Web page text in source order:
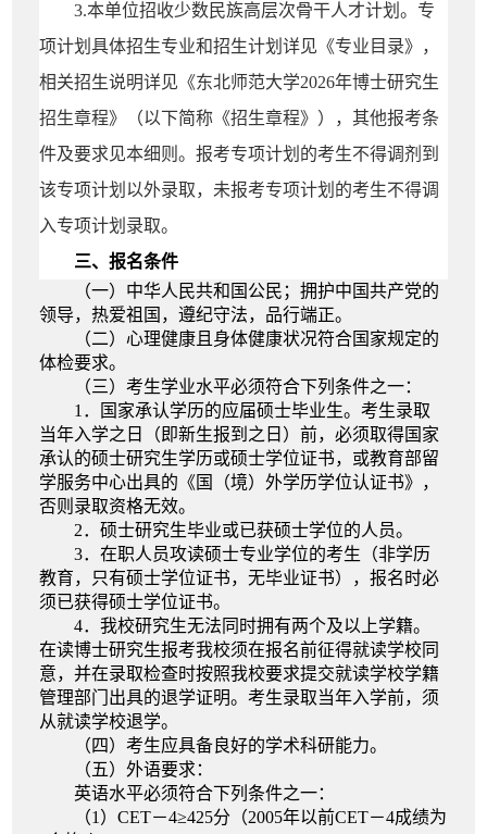
3.本单位招收少数民族高层次骨干人才计划。专
项计划具体招生专业和招生计划详见《专业目录》，
相关招生说明详见《东北师范大学2026年博士研究生
招生章程》
（以下简称《招生章程》）
，其他报考条
件及要求见本细则。报考专项计划的考生不得调剂到
该专项计划以外录取，未报考专项计划的考生不得调
入专项计划录取。
三、报名条件
（一） 中华人民共和国公民；拥护中国共产党的
领导，热爱祖国，遵纪守法，品行端正。
（二）心理健康且身体健康状况符合国家规定的
体检要求。
（三）考生学业水平必须符合下列条件之一：
1 ． 国家承认学历的应届硕士毕业生。考生录取
当年入学之日（即新生报到之日）前，必须取得国家
承认的硕士研究生学历或硕士学位证书，或教育部留
学服务中心出具的《国（境）外学历学位认证书》，
否则录取资格无效。
2．硕士研究生毕业或已获硕士学位的人员。
3．在职人员攻读硕士专业学位的考生（非学历
教育，只有硕士学位证书，无毕业证书），报名时必
须已获得硕士学位证书。
4．我校研究生无法同时拥有两个及以上学籍。
在读博士研究生报考我校须在报名前征得就读学校同
意，并在录取检查时按照我校要求提交就读学校学籍
管理部门出具的退学证明。考生录取当年入学前，须
从就读学校退学。
（四）考生应具备良好的学术科研能力。
（五）外语要求：
英语水平必须符合下列条件之一：
（1）CET－4≥425分（2005年以前CET－4成绩为